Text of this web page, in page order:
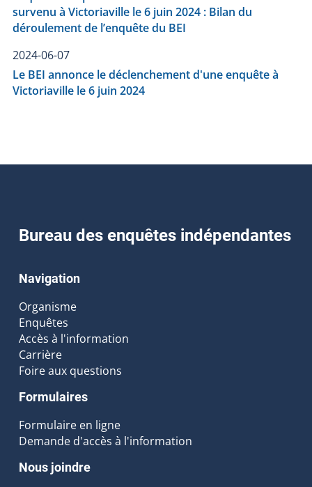
survenu à Victoriaville le 6 juin 2024 : Bilan du
déroulement de l’enquête du BEI
2024-06-07
Le BEI annonce le déclenchement d'une enquête à
Victoriaville le 6 juin 2024
Bureau des enquêtes indépendantes
Navigation
Organisme
Enquêtes
Accès à l'information
Carrière
Foire aux questions
Formulaires
Formulaire en ligne
Demande d'accès à l'information
Nous joindre